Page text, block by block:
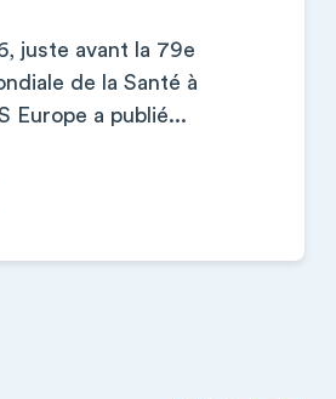
juste avant la 79e
de la Santé à
Europe a publié...